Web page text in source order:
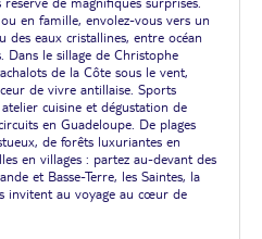
en famille, envolez-vous vers un
eaux cristallines, entre océan
Dans le sillage de Christophe
de la Côte sous le vent,
de vivre antillaise. Sports
cuisine et dégustation de
en Guadeloupe. De plages
de forêts luxuriantes en
en villages : partez au-devant des
et Basse-Terre, les Saintes, la
invitent au voyage au cœur de